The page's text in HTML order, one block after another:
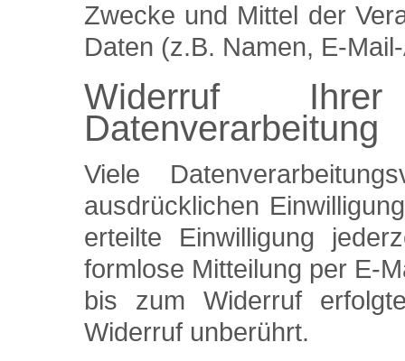
Zwecke und Mittel der
Daten (z.B. Namen, E-
Widerruf
Datenverarbeitung
Viele
ausdrücklichen
erteilte Einwilligung
formlose Mitteilung per E-
bis zum Widerruf
Widerruf unberührt.